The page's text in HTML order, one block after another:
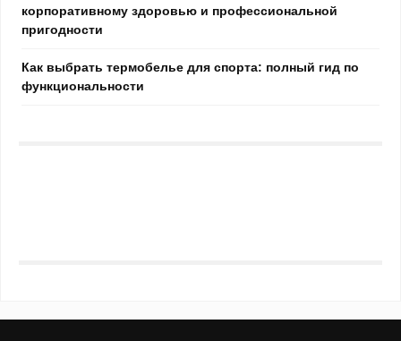
корпоративному здоровью и профессиональной
пригодности
Как выбрать термобелье для спорта: полный гид по
функциональности